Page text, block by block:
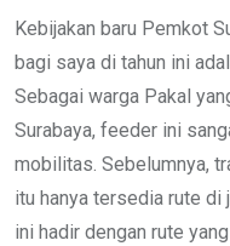
Kebijakan baru Pemkot
bagi saya di tahun ini
Sebagai warga Pakal
Surabaya, feeder ini
mobilitas. Sebelumnya,
itu hanya tersedia rute di
ini hadir dengan rute